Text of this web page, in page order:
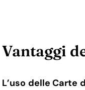
Vantaggi
L’uso delle Carte